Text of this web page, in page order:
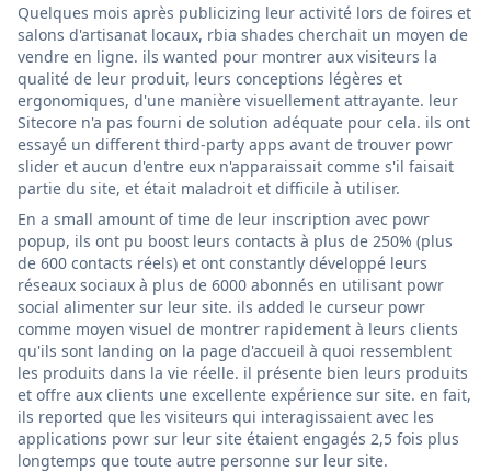
Quelques mois après publicizing leur activité lors de foires et
salons d'artisanat locaux, rbia shades cherchait un moyen de
vendre en ligne. ils wanted pour montrer aux visiteurs la
qualité de leur produit, leurs conceptions légères et
ergonomiques, d'une manière visuellement attrayante. leur
Sitecore n'a pas fourni de solution adéquate pour cela. ils ont
essayé un different third-party apps avant de trouver powr
slider et aucun d'entre eux n'apparaissait comme s'il faisait
partie du site, et était maladroit et difficile à utiliser.
En a small amount of time de leur inscription avec powr
popup, ils ont pu boost leurs contacts à plus de 250% (plus
de 600 contacts réels) et ont constantly développé leurs
réseaux sociaux à plus de 6000 abonnés en utilisant powr
social alimenter sur leur site. ils added le curseur powr
comme moyen visuel de montrer rapidement à leurs clients
qu'ils sont landing on la page d'accueil à quoi ressemblent
les produits dans la vie réelle. il présente bien leurs produits
et offre aux clients une excellente expérience sur site. en fait,
ils reported que les visiteurs qui interagissaient avec les
applications powr sur leur site étaient engagés 2,5 fois plus
longtemps que toute autre personne sur leur site.